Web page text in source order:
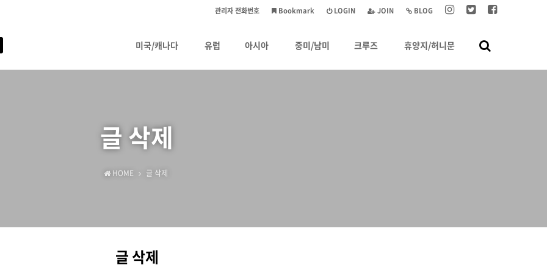
BLOG
JOIN
LOGIN
Bookmark
관리자 전화번호
미국/캐나다 유럽 아시아 중미/남미 크루즈 휴양지/허니문
글 삭제
HOME 글 삭제
글 삭제